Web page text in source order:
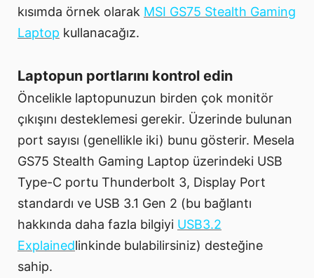
kısımda örnek olarak MSI GS75 Stealth Gaming
Laptop kullanacağız.
Laptopun portlarını kontrol edin
Öncelikle laptopunuzun birden çok monitör
çıkışını desteklemesi gerekir. Üzerinde bulunan
port sayısı (genellikle iki) bunu gösterir. Mesela
GS75 Stealth Gaming Laptop üzerindeki USB
Type-C portu Thunderbolt 3, Display Port
standardı ve USB 3.1 Gen 2 (bu bağlantı
hakkında daha fazla bilgiyi USB3.2
Explainedlinkinde bulabilirsiniz) desteğine
sahip.